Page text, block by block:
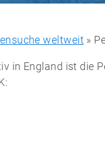
weltweit »
in England ist die